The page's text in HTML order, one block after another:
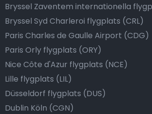
Bryssel Zaventem internationella
Bryssel Syd Charleroi flygplats (CRL)
Paris Charles de Gaulle Airport (CDG)
Paris Orly flygplats (ORY)
Nice Côte d'Azur flygplats (NCE)
Lille flygplats (LIL)
Düsseldorf flygplats (DUS)
Dublin Köln (CGN)